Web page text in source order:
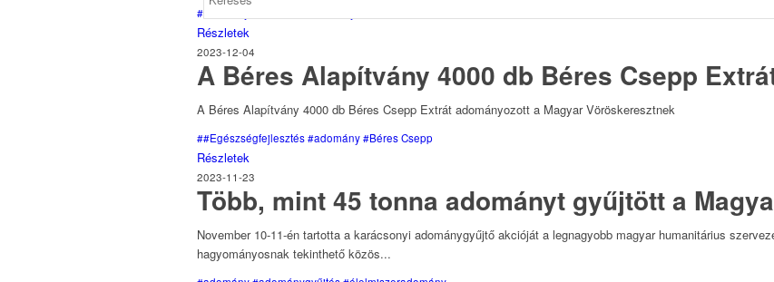
#adomány
Részletek
2023-12-04
A Béres Alapítvány 4000 db Béres Csepp
A Béres Alapítvány 4000 db Béres Csepp Extrát adományozott a Magyar Vöröskeresztnek
##Egészségfejlesztés#adomány#Béres Csepp
Részletek
2023-11-23
Több, mint 45 tonna adományt gyűjtött a
November 10-11-én tartotta a karácsonyi adománygyűjtő akcióját a legnagyobb magyar humanitárius
hagyományosnak tekinthető közös...